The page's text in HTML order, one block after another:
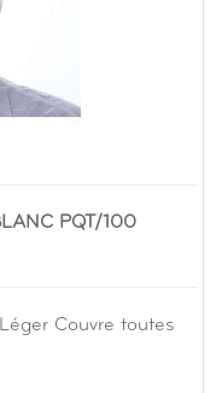
PQT/100
Couvre toutes